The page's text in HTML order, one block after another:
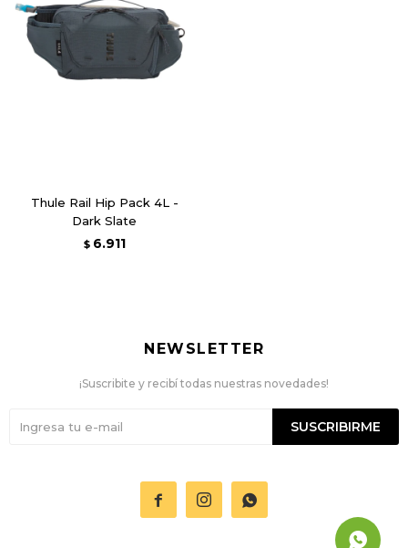
Thule Rail Hip Pack 4L -
Dark Slate
$ 6.911
  
NEWSLETTER
¡Suscribite y recibí todas nuestras novedades!
SUSCRIBIRME